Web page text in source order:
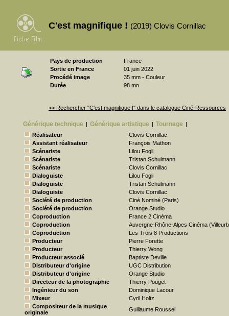
C'est magnifique ! (2019) Clovis Cornillac
Pays de production
France
Sortie en France
01 juin 2022
Procédé image
35 mm - Couleur
Durée
98 mn
>> Rechercher "C'est magnifique !" dans le catalogue Ciné-Ressources
Générique technique | Générique artistique | Tournage |
Réalisateur
Clovis Cornillac
Assistant réalisateur
François Mathon
Scénariste
Lilou Fogli
Scénariste
Tristan Schulmann
Scénariste
Clovis Cornillac
Dialoguiste
Lilou Fogli
Dialoguiste
Tristan Schulmann
Dialoguiste
Clovis Cornillac
Société de production
Ciné Nominé (Paris)
Société de production
Orange Studio
Coproduction
France 2 Cinéma
Coproduction
Auvergne-Rhône-Alpes Cinéma
Coproduction
Les Trois 8 Productions
Producteur
Pierre Forette
Producteur
Thierry Wong
Producteur associé
Baptiste Deville
Distributeur d'origine
UGC Distribution
Distributeur d'origine
Orange Studio
Directeur de la photographie
Thierry Pouget
Ingénieur du son
Dominique Lacour
Mixeur
Cyril Holtz
Compositeur de la musique
originale
Guillaume Roussel